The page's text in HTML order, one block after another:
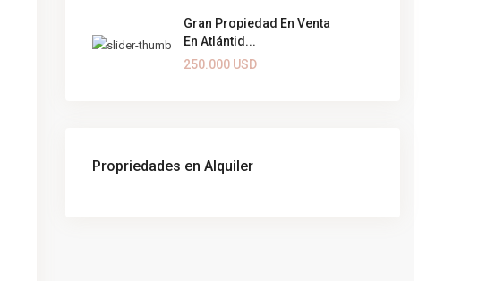
Gran Propiedad En Venta
En Atlántid...
250.000 USD
Propriedades en Alquiler